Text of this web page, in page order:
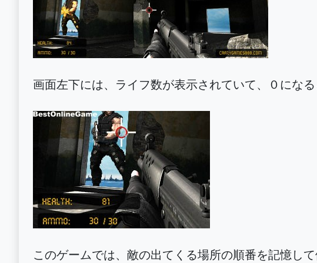
画面左下には、ライフ数が表示されていて、０になる
このゲームでは、敵の出てくる場所の順番を記憶し